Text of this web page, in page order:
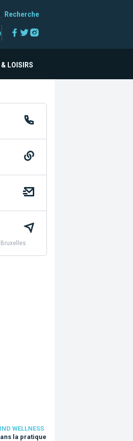
Recherche
Facebook
Twitter
LOISIRS
WELLNESS
la pratique